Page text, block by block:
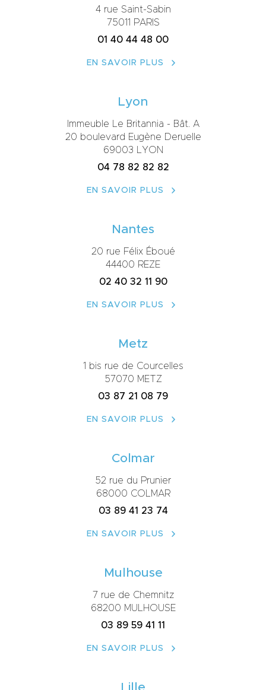
4 rue Saint-Sabin
75011 PARIS
01 40 44 48 00
EN SAVOIR PLUS
Lyon
Immeuble Le Britannia - Bât. A
20 boulevard Eugène Deruelle
69003 LYON
04 78 82 82 82
EN SAVOIR PLUS
Nantes
20 rue Félix Éboué
44400 REZE
02 40 32 11 90
EN SAVOIR PLUS
Metz
1 bis rue de Courcelles
57070 METZ
03 87 21 08 79
EN SAVOIR PLUS
Colmar
52 rue du Prunier
68000 COLMAR
03 89 41 23 74
EN SAVOIR PLUS
Mulhouse
7 rue de Chemnitz
68200 MULHOUSE
03 89 59 41 11
EN SAVOIR PLUS
Lille